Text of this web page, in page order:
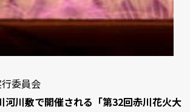
委員会
河川敷で開催される「第32回赤川花火大